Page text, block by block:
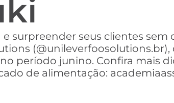
surpreender seus clientes
período junino. Confira mais
de alimentação: